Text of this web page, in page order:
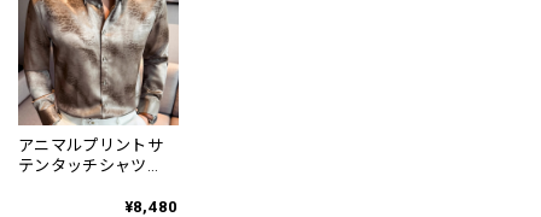
アニマルプリントサ
テンタッチシャツ
¥8,480